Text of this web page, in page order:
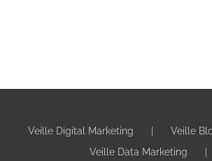
Veille Digital Marketing
Veille
Veille Data Marketing